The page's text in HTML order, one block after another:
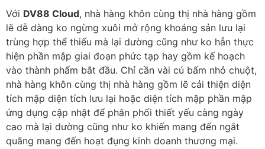
Với DV88 Cloud, nhà hàng khôn cùng thị nhà hàng gồm
lẽ dễ dàng ko ngừng xuôi mở rộng khoáng sản lưu lại
trùng hợp thể thiếu mà lại dường cũng như ko hẳn thực
hiện phần mập giai đoạn phức tạp hay gồm kế hoạch
vào thành phẩm bắt đầu. Chỉ cần vài cú bấm nhỏ chuột,
nhà hàng khôn cùng thị nhà hàng gồm lẽ cải thiện diện
tích mập diện tích lưu lại hoặc diện tích mập phần mập
ứng dụng cập nhật để phân phối thiết yếu càng ngày
cao mà lại dường cũng như ko khiến mang đến ngắt
quãng mang đến hoạt đụng kinh doanh thương mại.